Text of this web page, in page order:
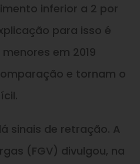
inferior a 2 por
para isso é
em 2019
e tornam o
sinais de retração. A
(FGV) divulgou, na